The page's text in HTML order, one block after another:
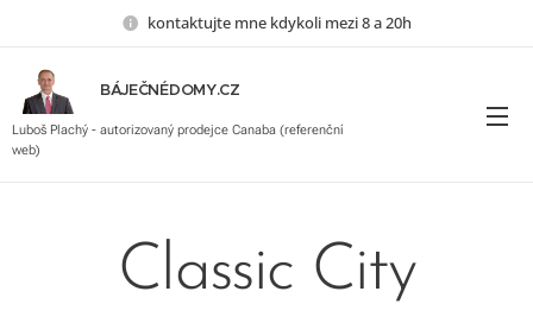
kontaktujte mne kdykoli mezi 8 a 20h
BÁJEČNÉDOMY.CZ
Luboš Plachý, autorizovaný prodejce Canaba
Luboš Plachý - autorizovaný prodejce Canaba (referenční
web)
Classic City